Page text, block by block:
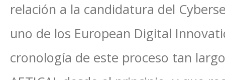
relación a la candidatura del
uno de los European Digital
cronología de este proceso tan